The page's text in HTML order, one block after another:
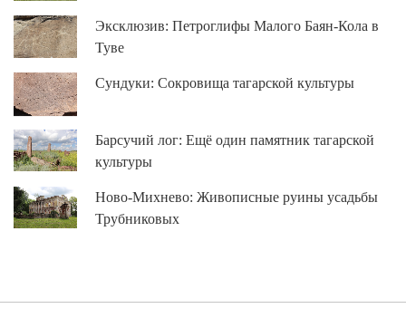
Эксклюзив: Петроглифы Малого Баян-Кола в
Туве
Сундуки: Сокровища тагарской культуры
Барсучий лог: Ещё один памятник тагарской
культуры
Ново-Михнево: Живописные руины усадьбы
Трубниковых